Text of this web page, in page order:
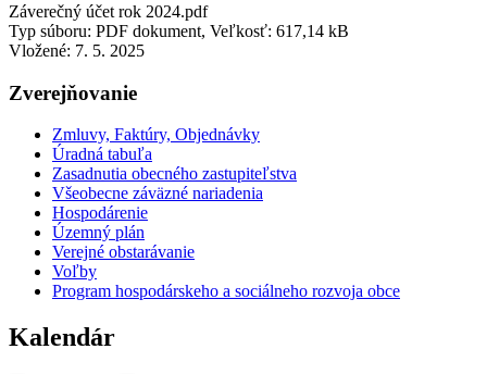
Záverečný účet rok 2024.pdf
Typ súboru: PDF dokument, Veľkosť: 617,14 kB
Vložené: 7. 5. 2025
Zverejňovanie
Zmluvy, Faktúry, Objednávky
Úradná tabuľa
Zasadnutia obecného zastupiteľstva
Všeobecne záväzné nariadenia
Hospodárenie
Územný plán
Verejné obstarávanie
Voľby
Program hospodárskeho a sociálneho rozvoja obce
Kalendár